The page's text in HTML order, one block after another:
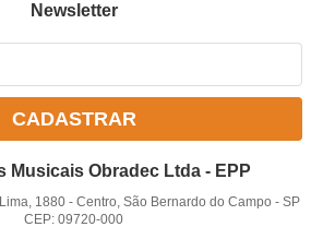
Newsletter
CADASTRAR
Musicais Obradec Ltda - EPP
1880 -Centro, São Bernardo do Campo -SP
CEP: 09720-000